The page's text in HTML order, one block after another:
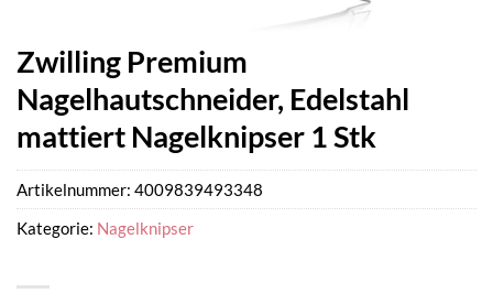
Zwilling Premium
Nagelhautschneider, Edelstahl
mattiert Nagelknipser 1 Stk
Artikelnummer: 4009839493348
Kategorie: Nagelknipser